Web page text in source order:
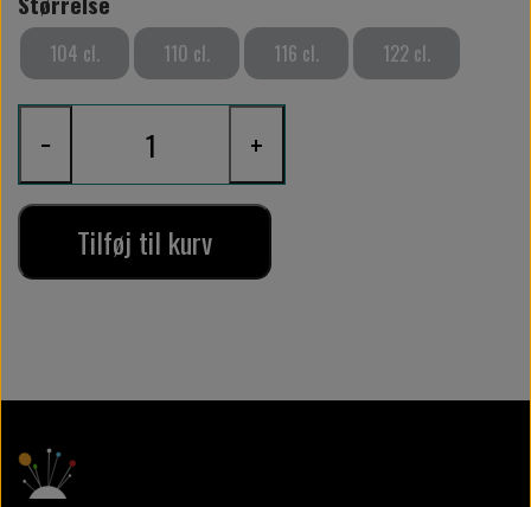
104 cl. 110 cl. 116 cl. 122 cl.
− +
Tilføj til kurv